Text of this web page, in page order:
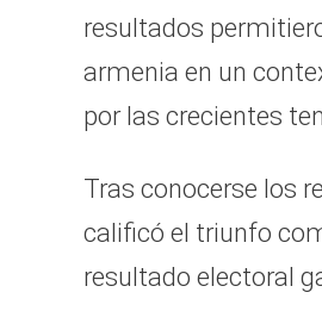
resultados
armenia en un
por las crecientes
Tras conocerse los
calificó el triunfo
resultado electoral